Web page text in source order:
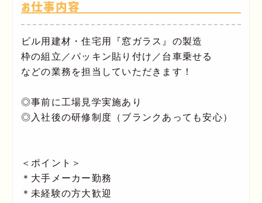
お仕事内容
ビル用建材・住宅用『窓ガラス』の製造
枠の組立／パッキン貼り付け／台車乗せる
などの業務を担当していただきます！
◎事前に工場見学実施あり
◎入社後の研修制度（ブランクあっても安心）
＜ポイント＞
＊大手メーカー勤務
＊未経験の方大歓迎